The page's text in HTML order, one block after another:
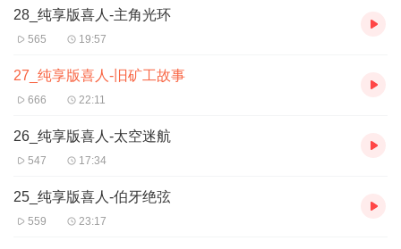
28_纯享版喜人-主角光环
565 19:57
27_纯享版喜人-旧矿工故事
666 22:11
26_纯享版喜人-太空迷航
547 17:34
25_纯享版喜人-伯牙绝弦
559 23:17